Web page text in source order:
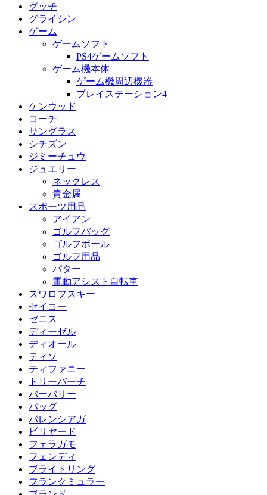
グッチ
グライシン
ゲーム
ゲームソフト
PS4ゲームソフト
ゲーム機本体
ゲーム機周辺機器
プレイステーション4
ケンウッド
コーチ
サングラス
シチズン
ジミーチュウ
ジュエリー
ネックレス
貴金属
スポーツ用品
アイアン
ゴルフバッグ
ゴルフボール
ゴルフ用品
パター
電動アシスト自転車
スワロフスキー
セイコー
ゼニス
ディーゼル
ディオール
ティソ
ティファニー
トリーバーチ
バーバリー
バッグ
バレンシアガ
ビリヤード
フェラガモ
フェンディ
ブライトリング
フランクミュラー